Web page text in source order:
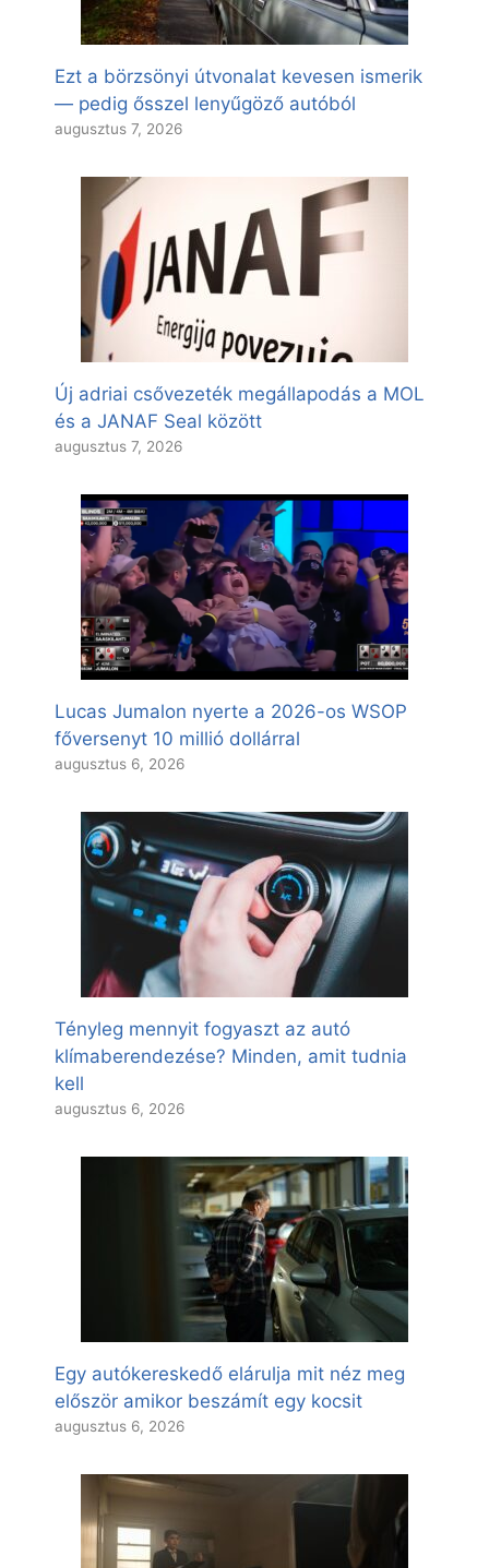
Ezt a börzsönyi útvonalat kevesen ismerik
— pedig ősszel lenyűgöző autóból
augusztus 7, 2026
Új adriai csővezeték megállapodás a MOL
és a JANAF Seal között
augusztus 7, 2026
Lucas Jumalon nyerte a 2026-os WSOP
főversenyt 10 millió dollárral
augusztus 6, 2026
Tényleg mennyit fogyaszt az autó
klímaberendezése? Minden, amit tudnia
kell
augusztus 6, 2026
Egy autókereskedő elárulja mit néz meg
először amikor beszámít egy kocsit
augusztus 6, 2026